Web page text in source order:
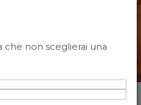
che non sceglierai una